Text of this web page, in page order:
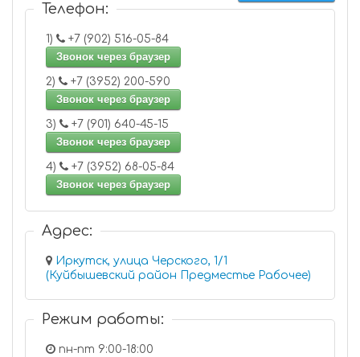
Телефон:
1)
+7 (902) 516-05-84
Звонок через браузер
2)
+7 (3952) 200-590
Звонок через браузер
3)
+7 (901) 640-45-15
Звонок через браузер
4)
+7 (3952) 68-05-84
Звонок через браузер
Адрес:
Иркутск, улица Черского, 1/1
(Куйбышевский район Предместье Рабочее)
Режим работы:
пн-пт 9:00-18:00